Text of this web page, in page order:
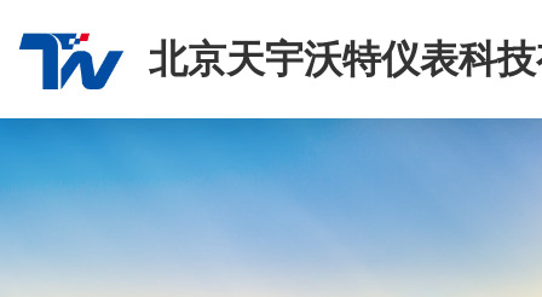
北京天宇沃特仪表科
司